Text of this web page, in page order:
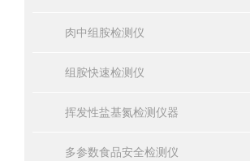
肉中组胺检测仪
组胺快速检测仪
挥发性盐基氮检测仪器
多参数食品安全检测仪